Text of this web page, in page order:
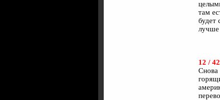
там
будет
лучше
12 / 42
Снова